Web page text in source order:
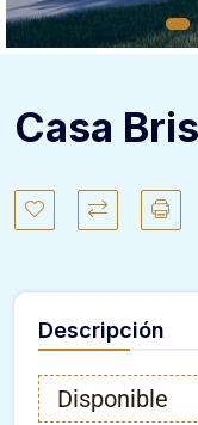
Casa
Descripción
Disponible